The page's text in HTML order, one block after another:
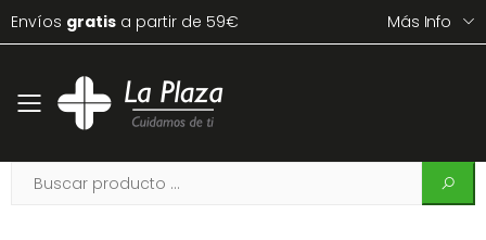
Envíos gratis a partir de 59€ Más Info
Toggle mobile menu